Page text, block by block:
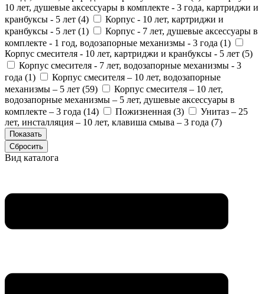
10 лет, душевые аксессуары в комплекте - 3 года, картриджи и
кранбуксы - 5 лет (4)
Корпус - 10 лет, картриджи и
кранбуксы - 5 лет (1)
Корпус - 7 лет, душевые аксессуары в
комплекте - 1 год, водозапорные механизмы - 3 года (1)
Корпус смесителя - 10 лет, картриджи и кранбуксы - 5 лет (5)
Корпус смесителя - 7 лет, водозапорные механизмы - 3
года (1)
Корпус смесителя – 10 лет, водозапорные
механизмы – 5 лет (59)
Корпус смесителя – 10 лет,
водозапорные механизмы – 5 лет, душевые аксессуары в
комплекте – 3 года (14) Пожизненная (3)
Унитаз – 25
лет, инсталляция – 10 лет, клавиша смыва – 3 года (7)
Вид каталога